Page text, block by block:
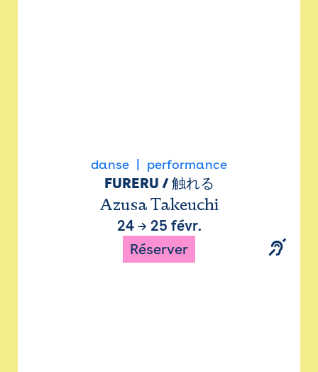
danse performance
FURERU / 触れる
Azusa Takeuchi
24→ 25 févr.
Réserver